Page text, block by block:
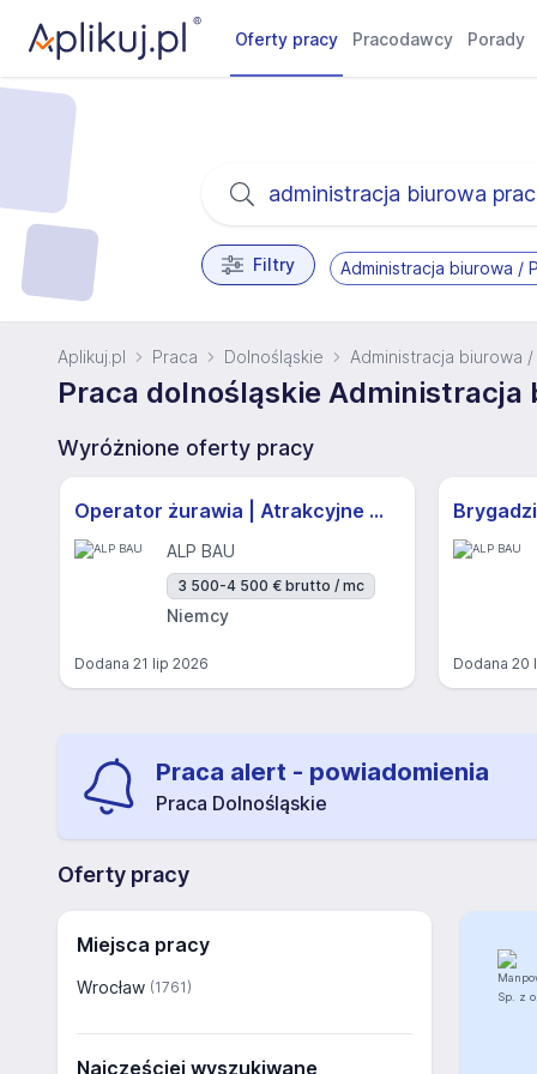
Oferty pracy Pracodawcy Porady
Filtry Administracja biurowa /
Aplikuj.pl Praca Dolnośląskie Administracja biurowa
Praca dolnośląskie Administracja
Wyróżnione oferty pracy
Operator żurawia | Atrakcyjne Warunki
ALP BAU
3 500-4 500 € brutto / mc
Niemcy
Dodana 21 lip 2026 Dodana 20
Praca alert - powiadomienia
Praca Dolnośląskie
Oferty pracy
Miejsca pracy
Wrocław (1761)
Najczęściej wyszukiwane